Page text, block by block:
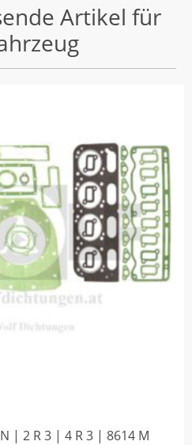
Artikel für
| 2 R 3 | 4 R 3 | 8614 M